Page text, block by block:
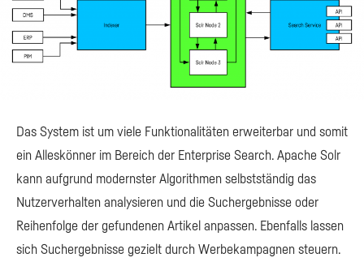
Das System ist um viele Funktionalitäten erweiterbar und somit
ein Alleskönner im Bereich der Enterprise Search. Apache Solr
kann aufgrund modernster Algorithmen selbstständig das
Nutzerverhalten analysieren und die Suchergebnisse oder
Reihenfolge der gefundenen Artikel anpassen. Ebenfalls lassen
sich Suchergebnisse gezielt durch Werbekampagnen steuern.